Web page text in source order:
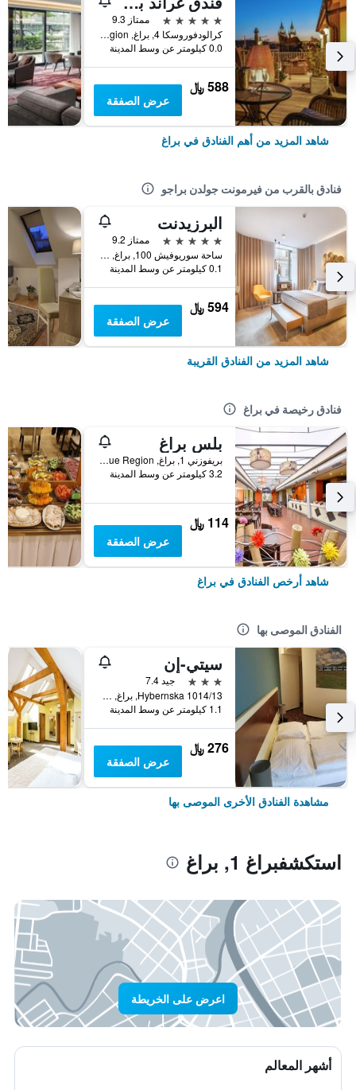
5 نجوم
ممتاز 9.3
كرالودفوروسكا 4, براغ, Prague Region, جمهورية التشيك
0.0 كيلومتر عن وسط المدينة
588 ﷼
عرض الصفقة
شاهد المزيد من أهم الفنادق في براغ
فنادق بالقرب من فيرمونت جولدن براجو
البرزيدنت
5 نجوم
ممتاز 9.2
ساحة سوريوفيش 100, براغ, Prague Region, جمهورية التشيك
0.1 كيلومتر عن وسط المدينة
594 ﷼
عرض الصفقة
شاهد المزيد من الفنادق القريبة
فنادق رخيصة في براغ
بلس براغ
بريفوزني 1, براغ, Prague Region, جمهورية التشيك
3.2 كيلومتر عن وسط المدينة
114 ﷼
عرض الصفقة
شاهد أرخص الفنادق في براغ
الفنادق الموصى بها
سيتي-إن
3 نجوم
جيد 7.4
Hybernska 1014/13, براغ, Prague Region, جمهورية التشيك
1.1 كيلومتر عن وسط المدينة
276 ﷼
عرض الصفقة
مشاهدة الفنادق الأخرى الموصى بها
استكشفبراغ 1, براغ
اعرض على الخريطة
أشهر المعالم